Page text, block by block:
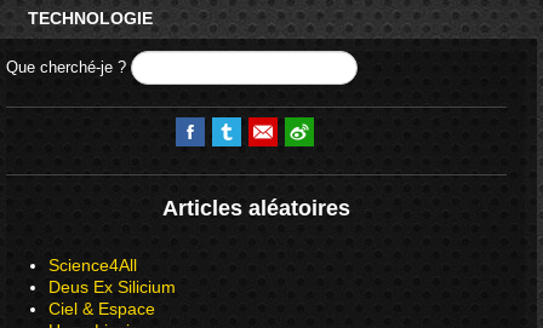
TECHNOLOGIE
Que cherché-je ?
Articles aléatoires
Science4All
Deus Ex Silicium
Ciel & Espace